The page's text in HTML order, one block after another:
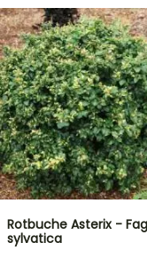
Rotbuche Asterix -
sylvatica